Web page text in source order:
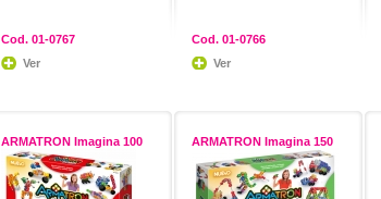
Cod. 01-0767
Ver
Cod. 01-0766
Ver
ARMATRON Imagina 100 ARMATRON Imagina 150